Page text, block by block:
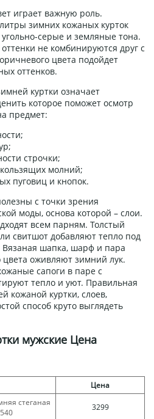
играет важную роль.
зимних кожаных курток
серые и земляные тона.
не комбинируются друг с
цвета подойдет
оттенков.
куртки означает
которое поможет осмотр
предмет:
строчки;
молний;
пуговиц и кнопок.
с точки зрения
моды, основа которой – слои.
всем парням. Толстый
свитшот добавляют тепло под
шапка, шарф и пара
цвета оживляют зимний лук.
сапоги в паре с
тепло и уют. Правильная
кожаной куртки, слоев,
способ круто выглядеть
мужские Цена
Цена
стеганая
3299